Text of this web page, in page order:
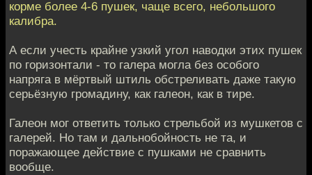
корме более 4-6 пушек, чаще всего, небольшого
калибра.
А если учесть крайне узкий угол наводки этих пушек
по горизонтали - то галера могла без особого
напряга в мёртвый штиль обстреливать даже такую
серьёзную громадину, как галеон, как в тире.
Галеон мог ответить только стрельбой из мушкетов с
галерей. Но там и дальнобойность не та, и
поражающее действие с пушками не сравнить
вообще.